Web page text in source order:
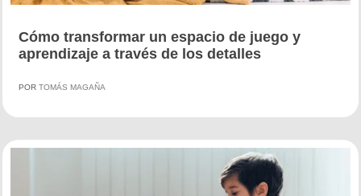
Cómo transformar un espacio de juego y
aprendizaje a través de los detalles
POR TOMÁS MAGAÑA